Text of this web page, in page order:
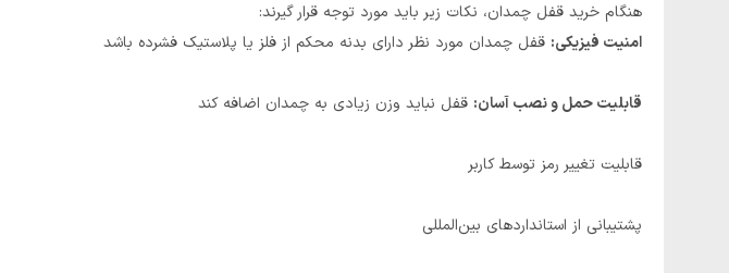
هنگام خرید قفل چمدان، نکات زیر باید مورد توجه قرار گیرند:
امنیت فیزیکی: قفل چمدان مورد نظر دارای بدنه‌ محکم از فلز یا پلاستیک فشرده باشد
قابلیت حمل و نصب آسان: قفل نباید وزن زیادی به چمدان اضافه کند
قابلیت تغییر رمز توسط کاربر
پشتیبانی از استانداردهای بین‌المللی